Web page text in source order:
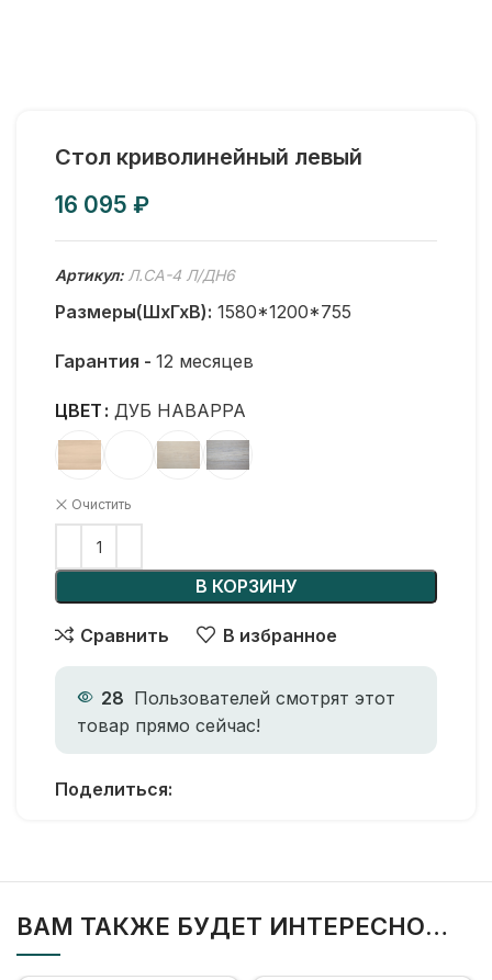
Стол криволинейный левый
₽
Артикул: Л.СА-4 Л/ДН6
Размеры(ШхГхВ): 1580*1200*755
Гарантия - 12 месяцев
ЦВЕТ ДУБ НАВАРРА
Очистить
В КОРЗИНУ
Сравнить В избранное
28 Пользователей смотрят этот
товар прямо сейчас!
Поделиться:
ВАМ ТАКЖЕ БУДЕТ ИНТЕРЕСНО…